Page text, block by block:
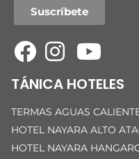
Suscríbete
TÁNICA HOTELES
TERMAS AGUAS
HOTEL NAYARA ALTO
HOTEL NAYARA